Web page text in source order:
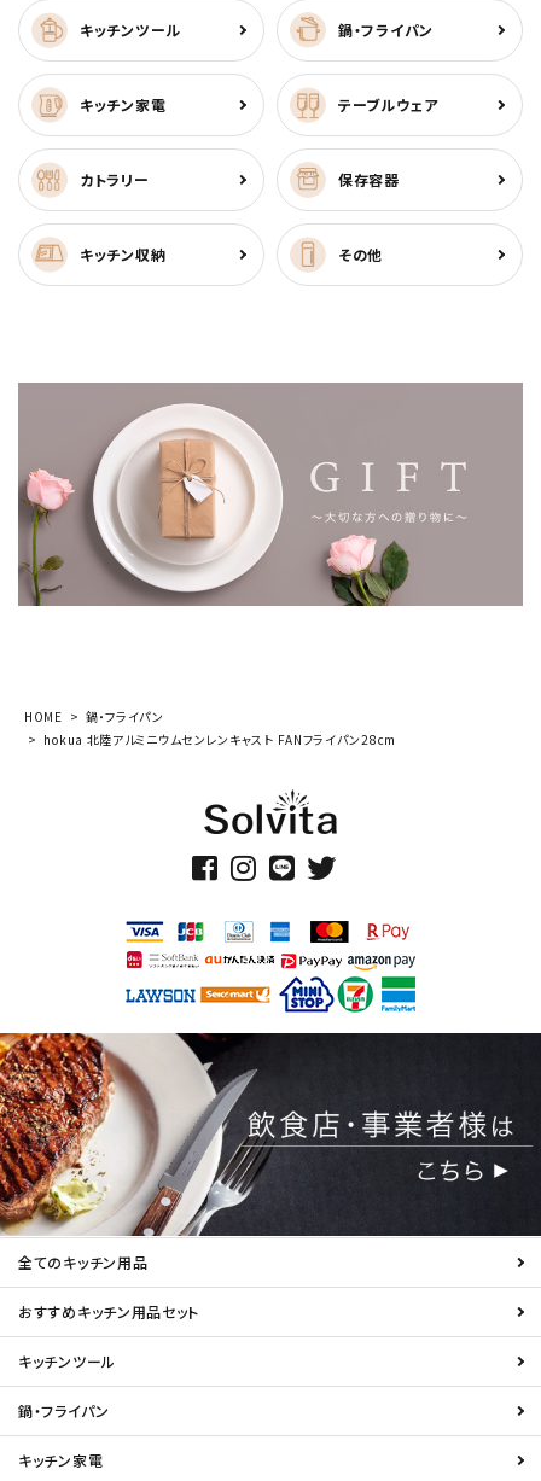
キッチンツール 鍋・フライパン
キッチン家電 テーブルウェア
カトラリー 保存容器
キッチン収納 その他
HOME
鍋・フライパン
hokua 北陸アルミニウムセンレンキャスト FANフライパン28cm
全てのキッチン用品
おすすめキッチン用品セット
キッチンツール
鍋・フライパン
キッチン家電